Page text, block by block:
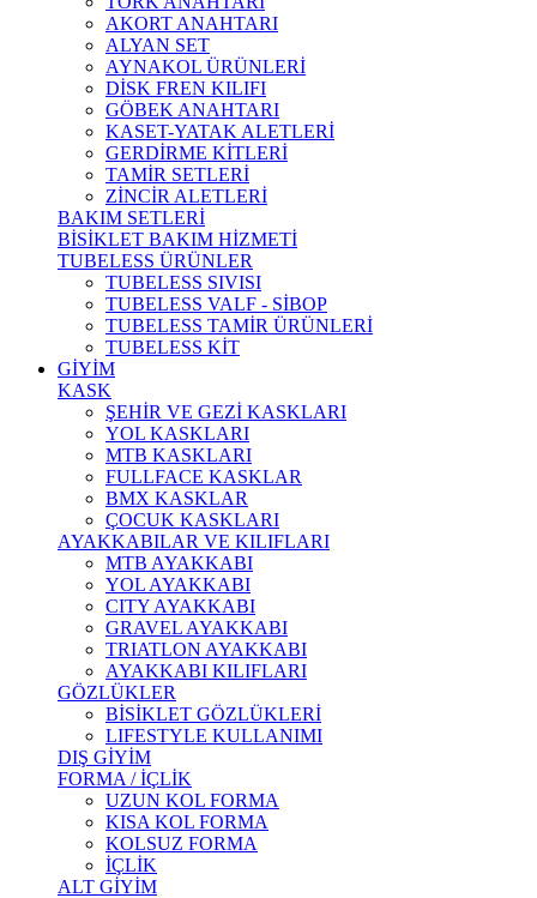
AKORT ANAHTARI
ALYAN SET
AYNAKOL ÜRÜNLERİ
DİSK FREN KILIFI
GÖBEK ANAHTARI
KASET-YATAK ALETLERİ
GERDİRME KİTLERİ
TAMİR SETLERİ
ZİNCİR ALETLERİ
BAKIM SETLERİ
BİSİKLET BAKIM HİZMETİ
TUBELESS ÜRÜNLER
TUBELESS SIVISI
TUBELESS VALF - SİBOP
TUBELESS TAMİR ÜRÜNLERİ
TUBELESS KİT
GİYİM
KASK
ŞEHİR VE GEZİ KASKLARI
YOL KASKLARI
MTB KASKLARI
FULLFACE KASKLAR
BMX KASKLAR
ÇOCUK KASKLARI
AYAKKABILAR VE KILIFLARI
MTB AYAKKABI
YOL AYAKKABI
CITY AYAKKABI
GRAVEL AYAKKABI
TRIATLON AYAKKABI
AYAKKABI KILIFLARI
GÖZLÜKLER
BİSİKLET GÖZLÜKLERİ
LIFESTYLE KULLANIMI
DIŞ GİYİM
FORMA / İÇLİK
UZUN KOL FORMA
KISA KOL FORMA
KOLSUZ FORMA
İÇLİK
ALT GİYİM